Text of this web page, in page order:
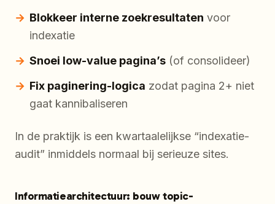
Blokkeer interne zoekresultaten voor
indexatie
Snoei low-value pagina’s (of consolideer)
Fix paginering-logica zodat pagina 2+ niet
gaat kannibaliseren
In de praktijk is een kwartaalelijkse “indexatie-
audit” inmiddels normaal bij serieuze sites.
Informatiearchitectuur: bouw topic-